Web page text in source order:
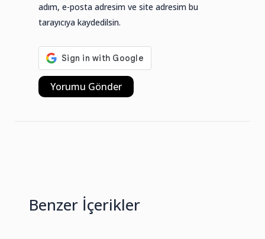
adım, e-posta adresim ve site adresim bu
tarayıcıya kaydedilsin.
Benzer İçerikler